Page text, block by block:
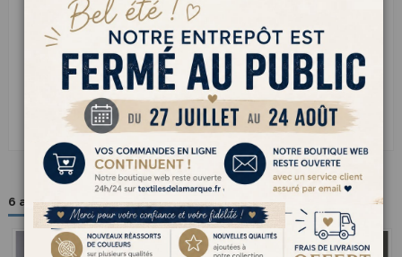
souple et dun confort incomparable. Sa texture fine glisse sur les
aiguilles et donne un tricot régulier au toucher moelleux. Chaude
sans être lourde, elle se prête aussi bien aux pulls élégants quaux
ouvrages pour bébé ou aux accessoires raffinés. Un fil 100 % naturel
qui conjugue douceur, chaleur et légèreté le genre de laine quon
garde toujours sous la main pour tricoter de vrais petits bonheurs
tout simples.
6 autres produits dans la même catégorie :